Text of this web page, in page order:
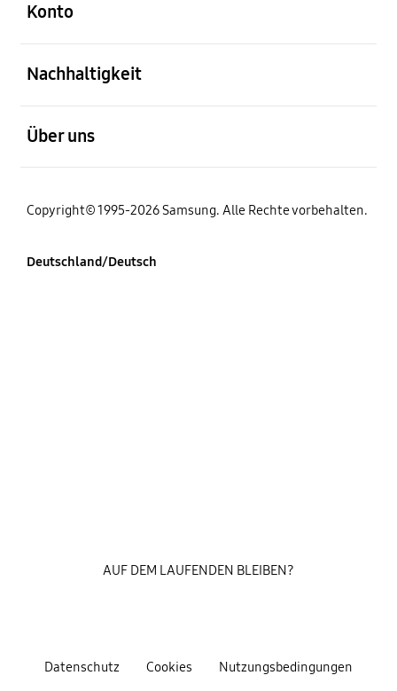
Konto
Nachhaltigkeit
Über uns
Copyright© 1995-2026 Samsung. Alle Rechte vorbehalten.
Deutschland/Deutsch
Datenschutz Cookies Nutzungsbedingungen
AUF DEM LAUFENDEN BLEIBEN?